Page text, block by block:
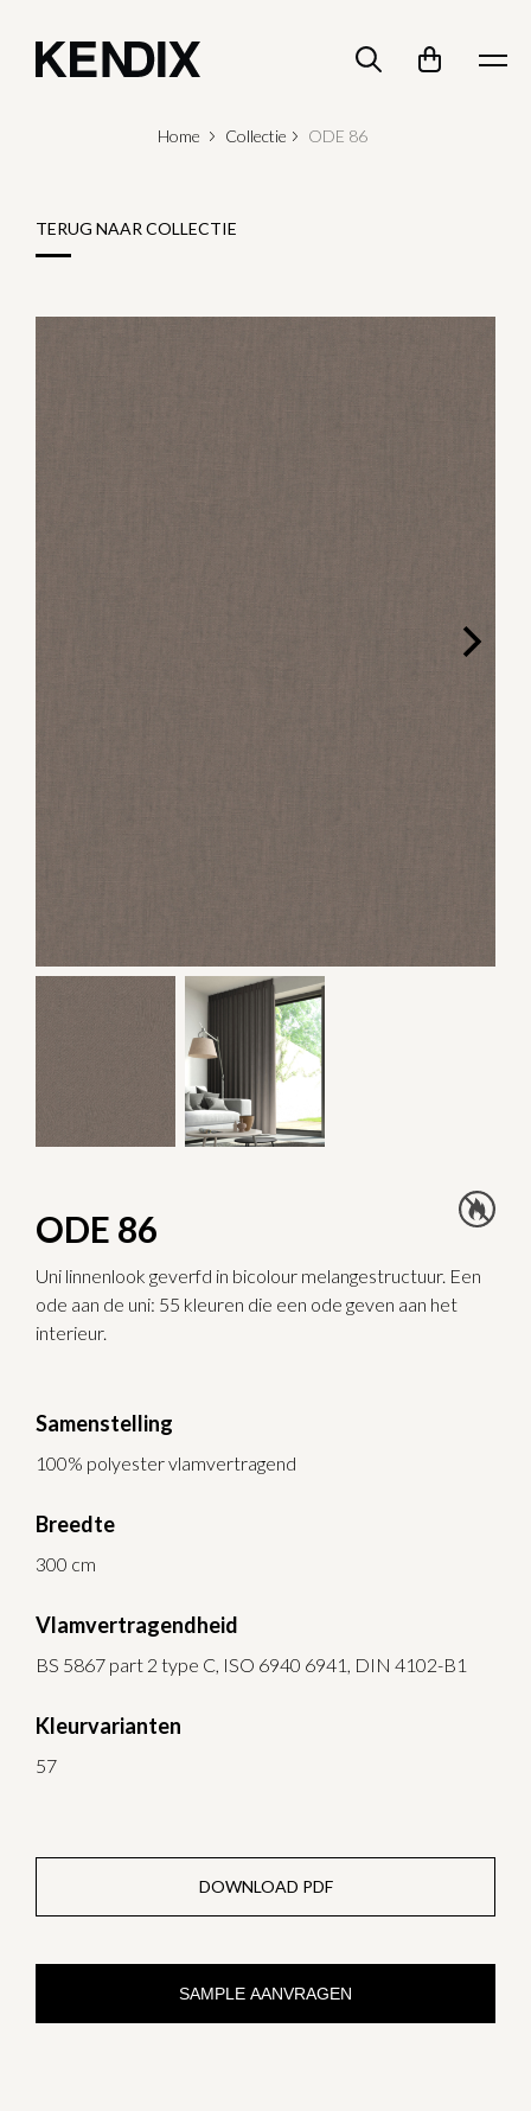
Home Collectie ODE 86
TERUG NAAR COLLECTIE
ODE 86
Uni linnenlook geverfd in bicolour melangestructuur. Een
ode aan de uni: 55 kleuren die een ode geven aan het
interieur.
Samenstelling
100% polyester vlamvertragend
Breedte
300 cm
Vlamvertragendheid
BS 5867 part 2 type C, ISO 6940 6941, DIN 4102-B1
Kleurvarianten
57
DOWNLOAD PDF
SAMPLE AANVRAGEN